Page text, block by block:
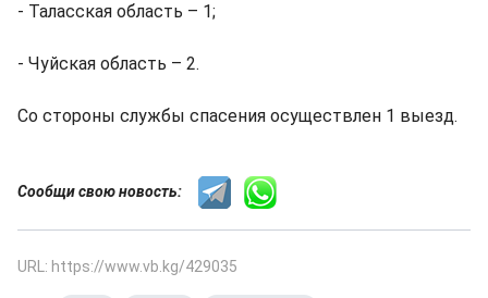
- Таласская область – 1;
- Чуйская область – 2.
Со стороны службы спасения осуществлен 1 выезд.
Сообщи свою новость:
URL: https://www.vb.kg/429035